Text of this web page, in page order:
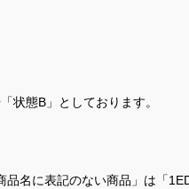
状態B」としております。
名に表記のない商品」は「